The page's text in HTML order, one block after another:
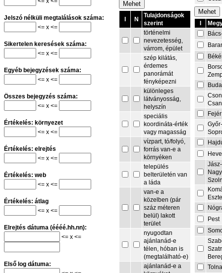
Jelszó nélküli megtalálások száma:
<= x <=
Sikertelen keresések száma:
<= x <=
Egyéb bejegyzések száma:
<= x <=
Összes bejegyzés száma:
<= x <=
Értékelés: környezet
<= x <=
Értékelés: elrejtés
<= x <=
Értékelés: web
<= x <=
Értékelés: átlag
<= x <=
Elrejtés dátuma (éééé.hh.nn):
<= x <=
Első log dátuma:
N
Tulajdonságok
szerint
történelmi
nevezetesség,
várrom, épület
szép kilátás,
érdemes
panorámát
fényképezni
különleges
látványosság,
helyszín
speciális
koordináta-érték
vagy magasság
vízpart, tó/folyó,
forrás van-e a
környéken
település
belterületén van
a láda
van-e a
közelben (pár
száz méteren
belül) lakott
terület
nyugodtan
ajánlanád-e
télen, hóban is
(megtalálható-e)
ajánlanád-e a
Fejér
Jász-
Pest